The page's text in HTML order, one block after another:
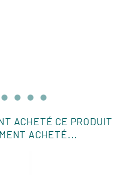
ACHETÉ CE PRODUIT
ACHETÉ...